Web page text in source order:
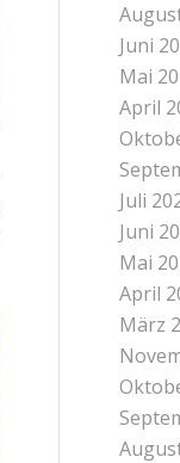
Juni
Mai
April
Juli
Juni
Mai
April
März